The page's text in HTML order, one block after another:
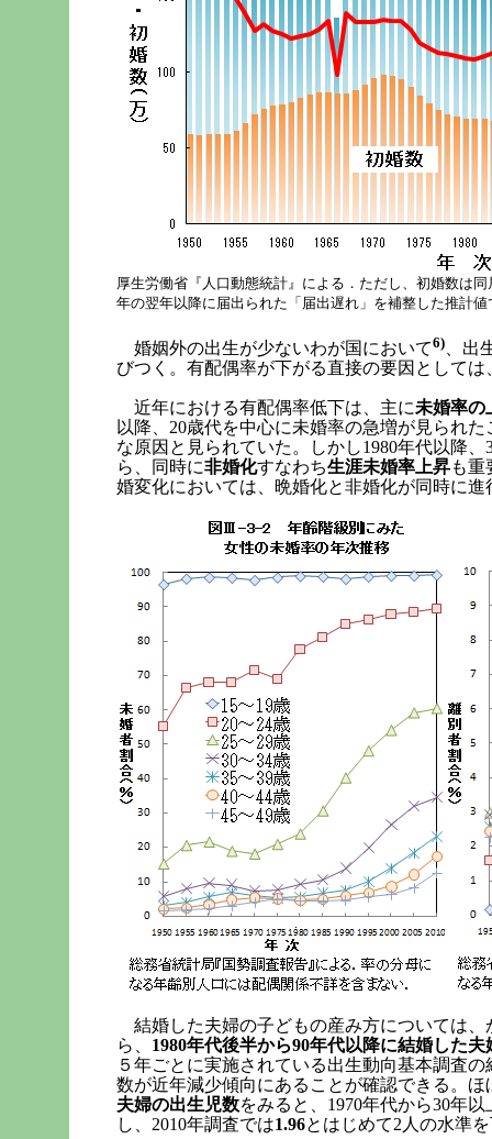
厚生労働省『人口動態統計』による．ただし、初婚数は
年の翌年以降に届出られた「届出遅れ」を補整した推計値
婚姻外の出生が少ないわが国において6) 、出
びつく。有配偶率が下がる直接の要因としては
近年における有配偶率低下は、主に未婚率の
以降、20歳代を中心に未婚率の急増が見られ
な原因と見られていた。しかし1980年代以降
ら、同時に非婚化すなわち生涯未婚率上昇も重
婚変化においては、晩婚化と非婚化が同時に
結婚した夫婦の子どもの産み方については
ら、 1980年代後半から90年代以降に結婚した夫
５年ごとに実施されている出生動向基本調査
数が近年減少傾向にあることが確認できる。
夫婦の出生児数をみると、1970年代から30年
し、2010年調査では1.96とはじめて2人の水準